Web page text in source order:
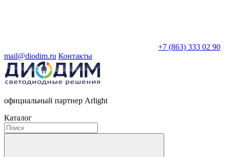
+7 (863) 333 02 90
mail@diodim.ru Контакты
официальный партнер Arlight
Каталог